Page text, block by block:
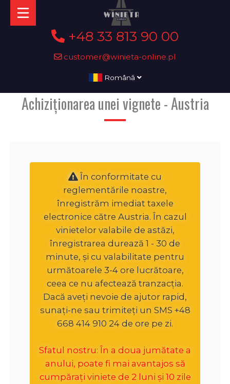
+48 33 813 90 00
customer@winieta-online.pl
Română
Achiziționarea unei vignete - Austria
În conformitate cu
reglementările noastre,
înregistrăm imediat taxele
electronice către Austria. În cazul
vinietelor valabile de astăzi,
înregistrarea durează 1 - 30 de
minute, și cu valabilitate pentru
următoarele 3-4 ore lucrătoare,
ceea ce nu afectează tranzacția.
Dacă aveți nevoie de ajutor rapid,
sunați-ne sau trimiteți un SMS +48
668 414 910 24 de ore pe zi.
Sfatul nostru: În a doua jumătate a
anului, poate fi mai avantajos să
cumpărați viniete de 2 luni și 10 zile